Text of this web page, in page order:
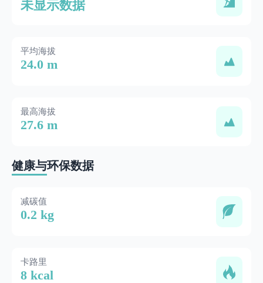
未显示数据
平均海拔
24.0 m
最高海拔
27.6 m
健康与环保数据
减碳值
0.2 kg
卡路里
8 kcal